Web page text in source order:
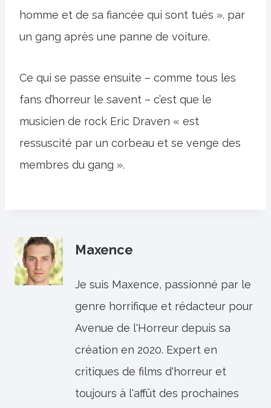
homme et de sa fiancée qui sont tués ». par
un gang après une panne de voiture.
Ce qui se passe ensuite – comme tous les
fans d’horreur le savent – ​​c’est que le
musicien de rock Eric Draven « est
ressuscité par un corbeau et se venge des
membres du gang ».
Maxence
Je suis Maxence, passionné par le
genre horrifique et rédacteur pour
Avenue de l'Horreur depuis sa
création en 2020. Expert en
critiques de films d'horreur et
toujours à l'affût des prochaines